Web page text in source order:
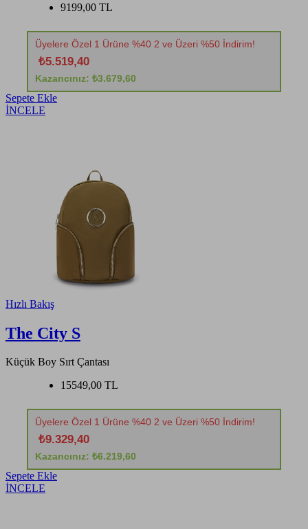
9199,00 TL
Üyelere Özel 1 Ürüne %40 2 ve Üzeri %50 İndirim!
₺5.519,40
Kazancınız: ₺3.679,60
Sepete Ekle
İNCELE
Hızlı Bakış
The City S
Küçük Boy Sırt Çantası
15549,00 TL
Üyelere Özel 1 Ürüne %40 2 ve Üzeri %50 İndirim!
₺9.329,40
Kazancınız: ₺6.219,60
Sepete Ekle
İNCELE